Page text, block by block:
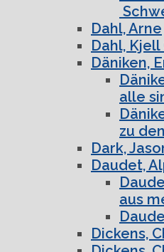
Dahl, Arne
Dahl, Kjell
Däniken,
alle
zu
Dark,
Daudet,
aus
Dickens,